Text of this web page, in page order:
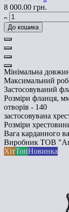
8 000.00 грн.
До кошика
Мінімальна
Максимальний
Застосовуваний
Розміри фланця,
отворів - 140
застосовувана
Розміри
Вага карданного
Виробник ТОВ
ХітТопНовинка